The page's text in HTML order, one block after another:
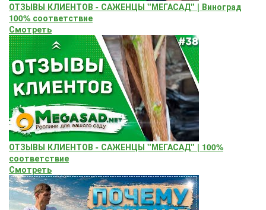
ОТЗЫВЫ КЛИЕНТОВ - САЖЕНЦЫ "МЕГАСАД" | Виноград
100% соответствие
Смотреть
ОТЗЫВЫ КЛИЕНТОВ - САЖЕНЦЫ "МЕГАСАД" | 100%
соответствие
Смотреть